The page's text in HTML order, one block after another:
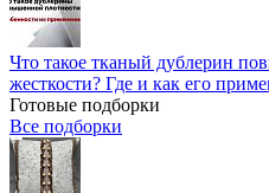
Что такое тканый дублерин
жесткости? Где и как его
Готовые подборки
Все подборки